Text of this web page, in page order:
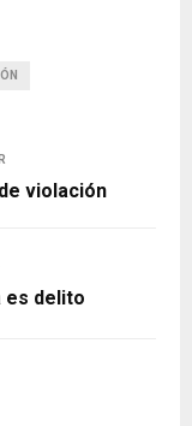
violación
es delito